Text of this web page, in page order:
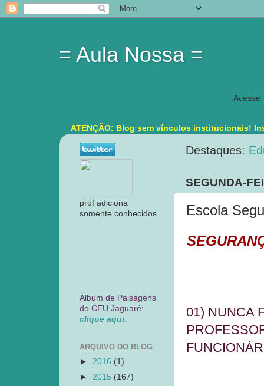
= Aula Nossa =
Acesse:
ATENÇÃO: Blog sem vínculos institucionais!
Destaques:
SEGUNDA-
Escola
01) NUNCA
prof adiciona
somente conhecidos
Álbum de Paisagens
do CEU Jaguaré:
clique aqui.
ARQUIVO DO BLOG
► 2016 (1)
► 2015 (167)